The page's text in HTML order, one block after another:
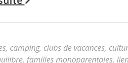
, camping, clubs de vacances,
, familles monoparentales,